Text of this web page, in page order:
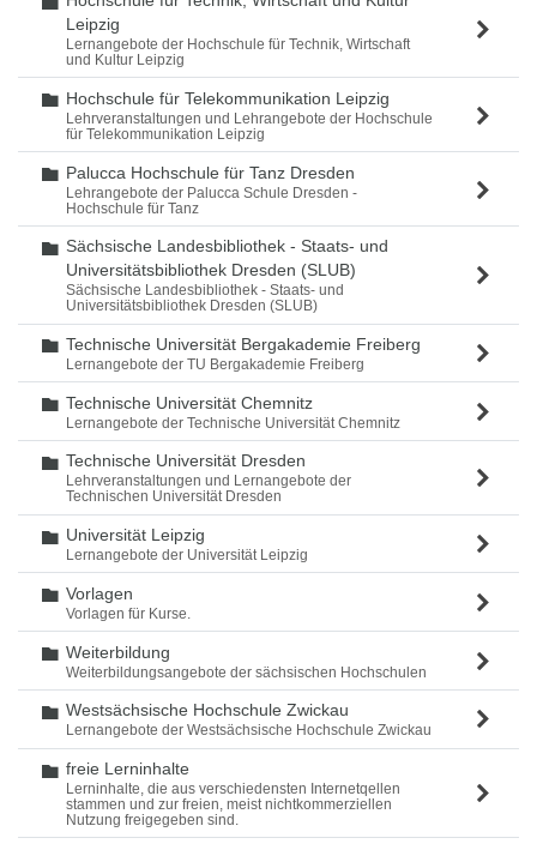
Leipzig
Lernangebote der Hochschule für Technik, Wirtschaft
und Kultur Leipzig
Ordner
Hochschule für Telekommunikation Leipzig
Lehrveranstaltungen und Lehrangebote der Hochschule
für Telekommunikation Leipzig
Ordner
Palucca Hochschule für Tanz Dresden
Lehrangebote der Palucca Schule Dresden -
Hochschule für Tanz
Ordner
Sächsische Landesbibliothek - Staats- und
Universitätsbibliothek Dresden (SLUB)
Sächsische Landesbibliothek - Staats- und
Universitätsbibliothek Dresden (SLUB)
Ordner
Technische Universität Bergakademie Freiberg
Lernangebote der TU Bergakademie Freiberg
Ordner
Technische Universität Chemnitz
Lernangebote der Technische Universität Chemnitz
Ordner
Technische Universität Dresden
Lehrveranstaltungen und Lernangebote der
Technischen Universität Dresden
Ordner
Universität Leipzig
Lernangebote der Universität Leipzig
Ordner
Vorlagen
Vorlagen für Kurse.
Ordner
Weiterbildung
Weiterbildungsangebote der sächsischen Hochschulen
Ordner
Westsächsische Hochschule Zwickau
Lernangebote der Westsächsische Hochschule Zwickau
Ordner
freie Lerninhalte
Lerninhalte, die aus verschiedensten Internetqellen
stammen und zur freien, meist nichtkommerziellen
Nutzung freigegeben sind.